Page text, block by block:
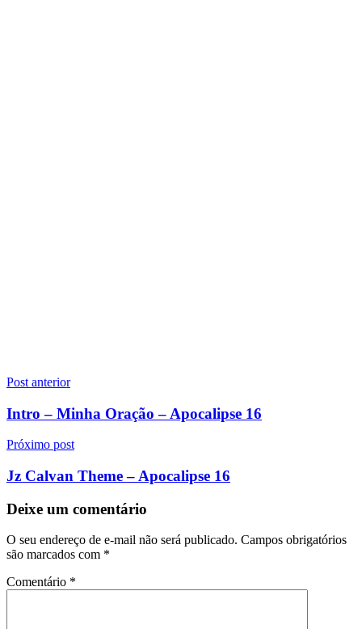
Navegação
de
Post anterior
Intro – Minha Oração – Apocalipse 16
Próximo post
Jz Calvan Theme – Apocalipse 16
Deixe um comentário
O seu endereço de e-mail não será publicado. Campos obrigatórios
são marcados com *
Comentário *